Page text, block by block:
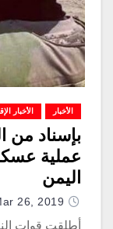
الأخبار الأخبار
بإسناد من
عملية
اليمن
26, 2019